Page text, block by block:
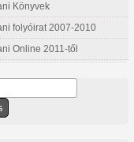
Könyvek
folyóirat 2007-2010
Online 2011-től
űrlap